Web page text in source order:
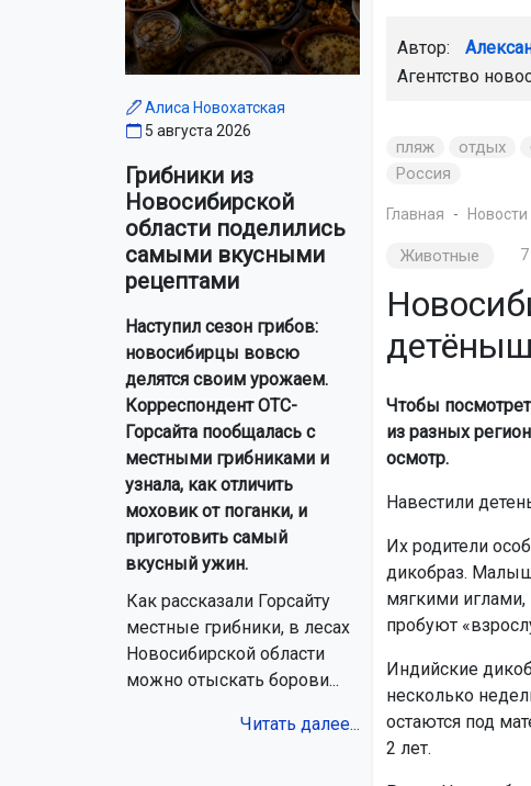
Алиса Новохатская
5 августа 2026
Грибники из
Новосибирской
области поделились
самыми вкусными
рецептами
Наступил сезон грибов:
новосибирцы вовсю
делятся своим урожаем.
Корреспондент ОТС-
Горсайта пообщалась с
местными грибниками и
узнала, как отличить
моховик от поганки, и
приготовить самый
вкусный ужин.
Как рассказали Горсайту
местные грибники, в лесах
Новосибирской области
можно отыскать борови...
Читать далее...
Автор:
Агентство
пляж отдых
Россия
Главная Новости
Животные
Чтобы
из разных
осмотр.
Навестили
Их родители
дикобраз.
мягкими
пробуют
Индийские
несколько
остаются под
2 лет.